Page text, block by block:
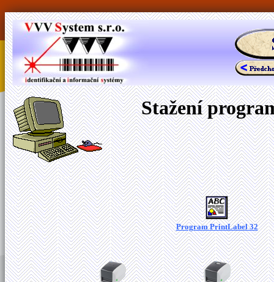
Stažení
Program PrintLabel 32